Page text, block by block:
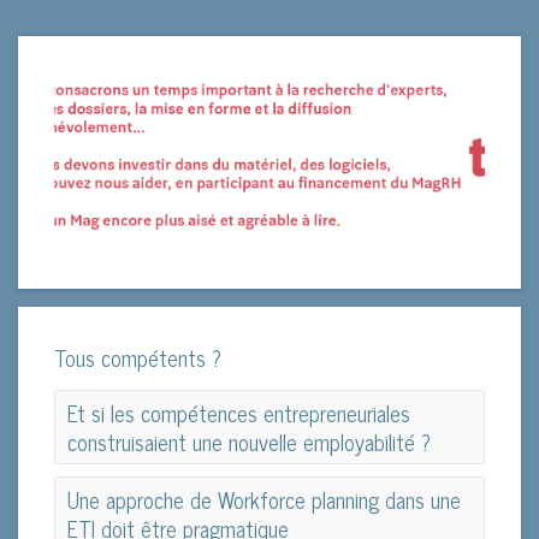
Tous compétents ?
Et si les compétences entrepreneuriales
construisaient une nouvelle employabilité ?
Et si les compétences entrepreneuriales
construisaient une nouvelle employabilité ?
Une approche de Workforce planning dans une
ETI doit être pragmatique